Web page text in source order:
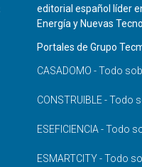
editorial español líder
Energía y Nuevas
Portales de Grupo
CASADOMO - Todo
CONSTRUIBLE -
ESEFICIENCIA - Todo
ESMARTCITY - Todo